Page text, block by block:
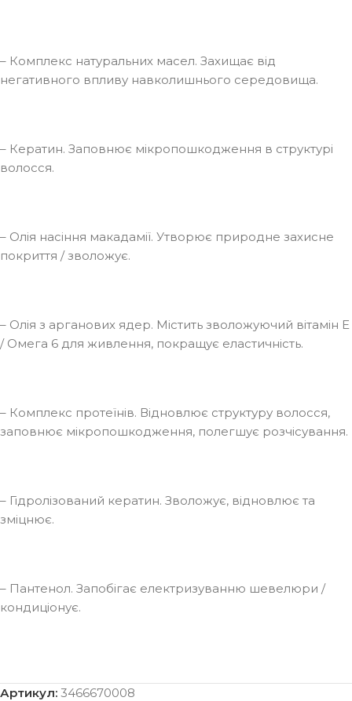
– Комплекс натуральних масел. Захищає від
негативного впливу навколишнього середовища.
– Кератин. Заповнює мікропошкодження в структурі
волосся.
– Олія насіння макадамії. Утворює природне захисне
покриття / зволожує.
– Олія з арганових ядер. Містить зволожуючий вітамін Е
/ Омега 6 для живлення, покращує еластичність.
– Комплекс протеїнів. Відновлює структуру волосся,
заповнює мікропошкодження, полегшує розчісування.
– Гідролізований кератин. Зволожує, відновлює та
зміцнює.
– Пантенол. Запобігає електризуванню шевелюри /
кондиціонує.
Артикул: 3466670008